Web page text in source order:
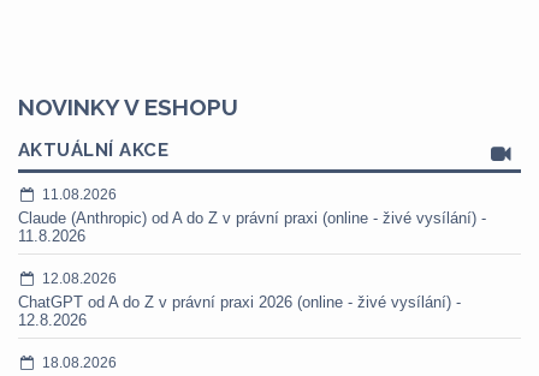
NOVINKY V ESHOPU
AKTUÁLNÍ AKCE
11.08.2026
Claude (Anthropic) od A do Z v právní praxi (online - živé vysílání) -
11.8.2026
12.08.2026
ChatGPT od A do Z v právní praxi 2026 (online - živé vysílání) -
12.8.2026
18.08.2026